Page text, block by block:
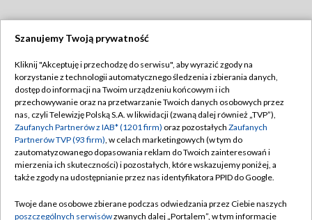
TVP
Abonament TVP
Emisja w TVP
Centrum informacji TVP
Naziemna Telewizja Cyfrowa
Rada Programowa
Regulamin TVP
Polityka prywatności
Moje zgody
Pomoc
Szanujemy Twoją prywatność
Kliknij "Akceptuję i przechodzę do serwisu", aby wyrazić zgody na
korzystanie z technologii automatycznego śledzenia i zbierania danych,
dostęp do informacji na Twoim urządzeniu końcowym i ich
przechowywanie oraz na przetwarzanie Twoich danych osobowych przez
nas, czyli Telewizję Polską S.A. w likwidacji (zwaną dalej również „TVP”),
Zaufanych Partnerów z IAB* (1201 firm) oraz pozostałych Zaufanych
Partnerów TVP (93 firm), w celach marketingowych (w tym do
zautomatyzowanego dopasowania reklam do Twoich zainteresowań i
mierzenia ich skuteczności) i pozostałych, które wskazujemy poniżej, a
także zgody na udostępnianie przez nas identyfikatora PPID do Google.
Twoje dane osobowe zbierane podczas odwiedzania przez Ciebie naszych
poszczególnych serwisówzwanych dalej „Portalem”, w tym informacje